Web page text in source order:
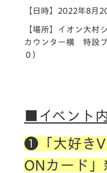
【日時】2022年8月
【場所】イオン大村
カウンター横 特設
０）
■イベント
❶「大好きV
ONカード」